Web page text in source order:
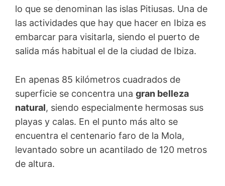
lo que se denominan las islas Pitiusas. Una de
las actividades que hay que hacer en Ibiza es
embarcar para visitarla, siendo el puerto de
salida más habitual el de la ciudad de Ibiza.
En apenas 85 kilómetros cuadrados de
superficie se concentra una gran belleza
natural, siendo especialmente hermosas sus
playas y calas. En el punto más alto se
encuentra el centenario faro de la Mola,
levantado sobre un acantilado de 120 metros
de altura.